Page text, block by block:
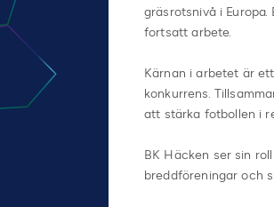
gräsrotsnivå i
fortsatt arbete.
Kärnan i arbetet är
konkurrens.
att stärka fotbollen i
BK Häcken ser sin
breddföreningar och